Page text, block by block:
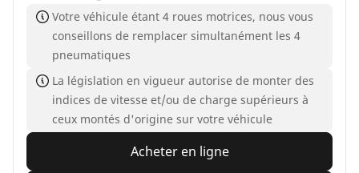
Votre véhicule étant 4 roues motrices, nous vous
conseillons de remplacer simultanément les 4
pneumatiques
La législation en vigueur autorise de monter des
indices de vitesse et/ou de charge supérieurs à
ceux montés d'origine sur votre véhicule
Acheter en ligne